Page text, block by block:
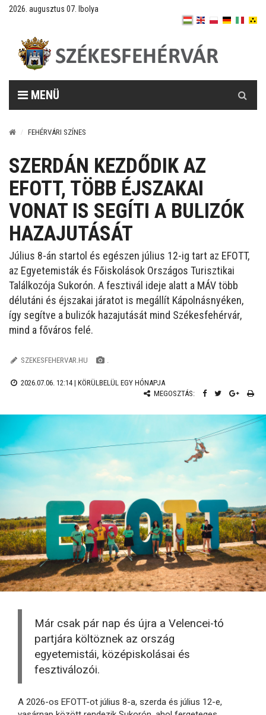
2026. augusztus 07. Ibolya
MENÜ
FEHÉRVÁRI SZÍNES
SZERDÁN KEZDŐDIK AZ
EFOTT, TÖBB ÉJSZAKAI
VONAT IS SEGÍTI A BULIZÓK
HAZAJUTÁSÁT
Július 8-án startol és egészen július 12-ig tart az EFOTT,
az Egyetemisták és Főiskolások Országos Turisztikai
Találkozója Sukorón. A fesztivál ideje alatt a MÁV több
délutáni és éjszakai járatot is megállít Kápolnásnyéken,
így segítve a bulizók hazajutását mind Székesfehérvár,
mind a főváros felé.
SZEKESFEHERVAR.HU .
2026.07.06. 12:14 | KÖRÜLBELÜL EGY HÓNAPJA
MEGOSZTÁS:
Már csak pár nap és újra a Velencei-tó
partjára költöznek az ország
egyetemistái, középiskolásai és
fesztiválozói.
A 2026-os EFOTT-ot július 8-a, szerda és július 12-e,